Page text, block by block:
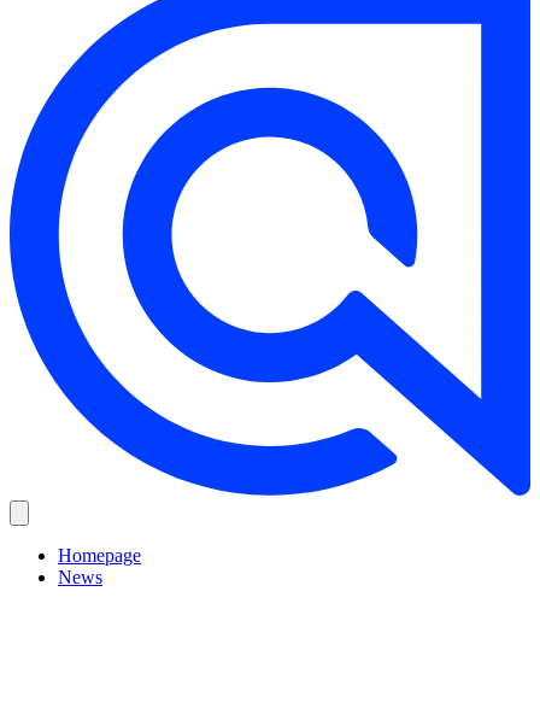
Homepage
News